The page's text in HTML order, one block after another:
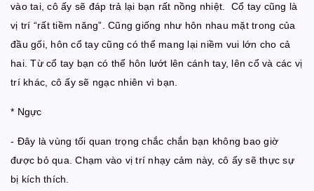
vào tai, cô ấy sẽ đáp trả lại bạn rất nồng nhiệt. Cổ tay cũng là
vị trí “rất tiềm năng”. Cũng giống như hôn nhau mặt trong của
đầu gối, hôn cổ tay cũng có thể mang lại niềm vui lớn cho cả
hai. Từ cổ tay bạn có thể hôn lướt lên cánh tay, lên cổ và các vị
trí khác, cô ấy sẽ ngạc nhiên vì bạn.
* Ngực
- Đây là vùng tối quan trọng chắc chắn bạn không bao giờ
được bỏ qua. Chạm vào vị trí nhạy cảm này, cô ấy sẽ thực sự
bị kích thích.